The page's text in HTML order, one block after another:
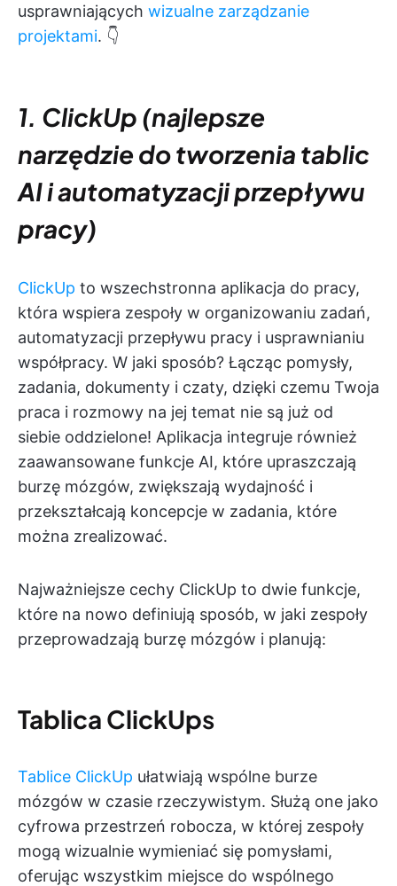
usprawniających wizualne zarządzanie
projektami. 👇
1. ClickUp (najlepsze
narzędzie do tworzenia tablic
AI i automatyzacji przepływu
pracy)
ClickUp to wszechstronna aplikacja do pracy,
która wspiera zespoły w organizowaniu zadań,
automatyzacji przepływu pracy i usprawnianiu
współpracy. W jaki sposób? Łącząc pomysły,
zadania, dokumenty i czaty, dzięki czemu Twoja
praca i rozmowy na jej temat nie są już od
siebie oddzielone! Aplikacja integruje również
zaawansowane funkcje AI, które upraszczają
burzę mózgów, zwiększają wydajność i
przekształcają koncepcje w zadania, które
można zrealizować.
Najważniejsze cechy ClickUp to dwie funkcje,
które na nowo definiują sposób, w jaki zespoły
przeprowadzają burzę mózgów i planują:
Tablica ClickUps
Tablice ClickUp ułatwiają wspólne burze
mózgów w czasie rzeczywistym. Służą one jako
cyfrowa przestrzeń robocza, w której zespoły
mogą wizualnie wymieniać się pomysłami,
oferując wszystkim miejsce do wspólnego